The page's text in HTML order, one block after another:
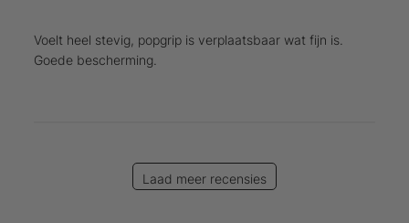
Voelt heel stevig, popgrip is verplaatsbaar wat fijn is.
Goede bescherming.
Laad meer recensies